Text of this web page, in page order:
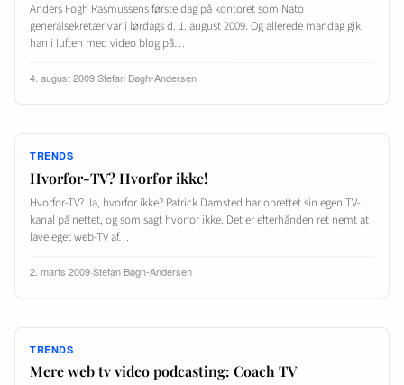
Anders Fogh Rasmussens første dag på kontoret som Nato
generalsekretær var i lørdags d. 1. august 2009. Og allerede mandag gik
han i luften med video blog på…
4. august 2009·Stefan Bøgh-Andersen
TRENDS
Hvorfor-TV? Hvorfor ikke!
Hvorfor-TV? Ja, hvorfor ikke? Patrick Damsted har oprettet sin egen TV-
kanal på nettet, og som sagt hvorfor ikke. Det er efterhånden ret nemt at
lave eget web-TV af…
2. marts 2009·Stefan Bøgh-Andersen
TRENDS
Mere web tv video podcasting: Coach TV